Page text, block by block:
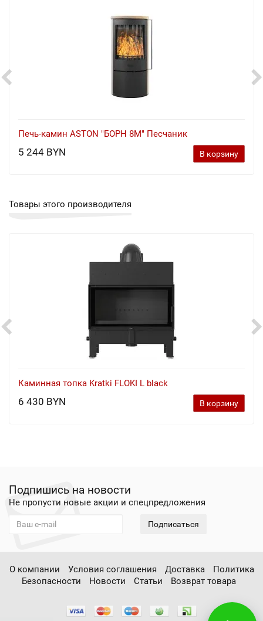
Печь-камин ASTON "БОРН 8М" Песчаник
5 244 BYN В корзину
Товары этого производителя
Каминная топка Kratki FLOKI L black
6 430 BYN В корзину
Подпишись на новости
Не пропусти новые акции и спецпредложения
Подписаться
О компании Условия соглашения Доставка
Политика
Безопасности
Новости Статьи Возврат товара